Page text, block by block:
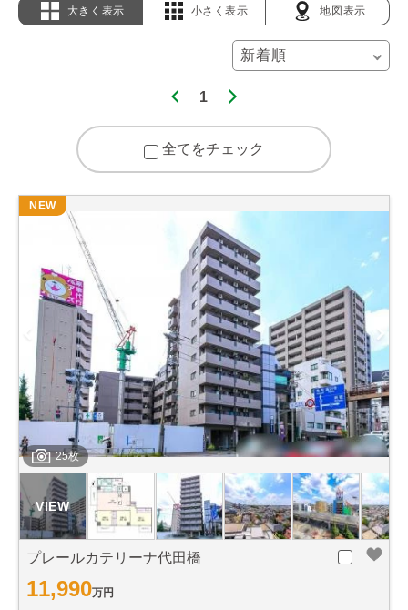
大きく表示 小さく表示 地図表示
1
全てをチェック
25枚
NEW
プレールカテリーナ代田橋
11,990万円